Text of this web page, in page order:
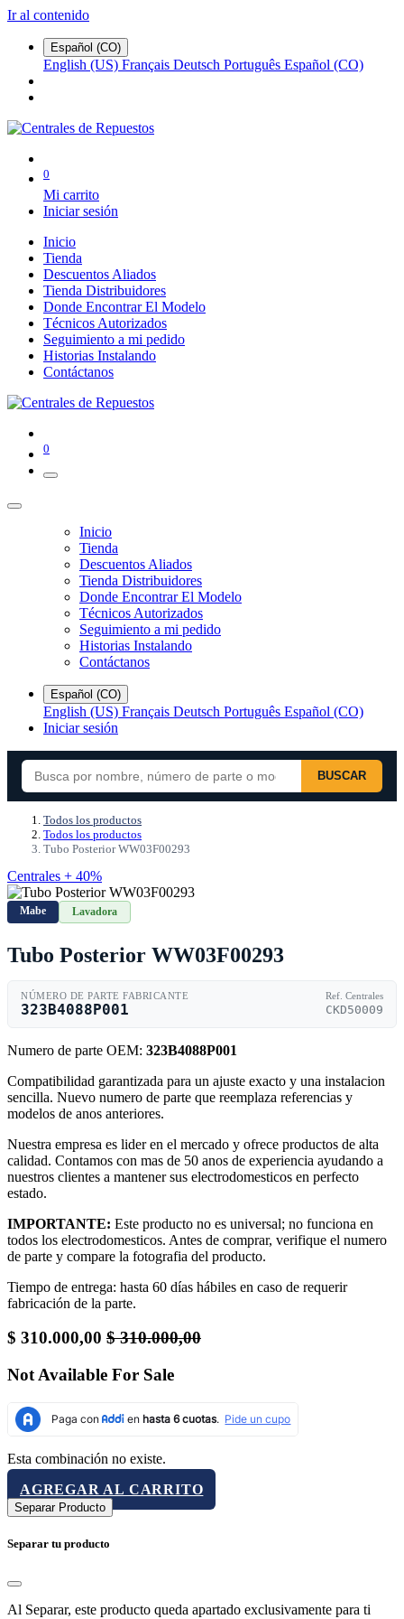
Ir al contenido
Español (CO)
English (US) Français Deutsch Português Español (CO)
0
Mi carrito
Iniciar sesión
Inicio
Tienda
Descuentos Aliados
Tienda Distribuidores
Donde Encontrar El Modelo
Técnicos Autorizados
Seguimiento a mi pedido
Historias Instalando
Contáctanos
0
Inicio
Tienda
Descuentos Aliados
Tienda Distribuidores
Donde Encontrar El Modelo
Técnicos Autorizados
Seguimiento a mi pedido
Historias Instalando
Contáctanos
Español (CO)
English (US) Français Deutsch Português Español (CO)
Iniciar sesión
BUSCAR
Todos los productos
Todos los productos
Tubo Posterior WW03F00293
Centrales + 40%
Mabe Lavadora
Tubo Posterior WW03F00293
NÚMERO DE PARTE FABRICANTE
323B4088P001
Ref. Centrales
CKD50009
Numero de parte OEM: 323B4088P001
Compatibilidad garantizada para un ajuste exacto y una instalacion
sencilla. Nuevo numero de parte que reemplaza referencias y
modelos de anos anteriores.
Nuestra empresa es lider en el mercado y ofrece productos de alta
calidad. Contamos con mas de 50 anos de experiencia ayudando a
nuestros clientes a mantener sus electrodomesticos en perfecto
estado.
IMPORTANTE: Este producto no es universal; no funciona en
todos los electrodomesticos. Antes de comprar, verifique el numero
de parte y compare la fotografia del producto.
Tiempo de entrega: hasta 60 días hábiles en caso de requerir
fabricación de la parte.
$ 310.000,00 $310.000,00
Not Available For Sale
Esta combinación no existe.
AGREGAR AL CARRITO
Separar Producto
Separar tu producto
Al Separar, este producto queda apartado exclusivamente para ti